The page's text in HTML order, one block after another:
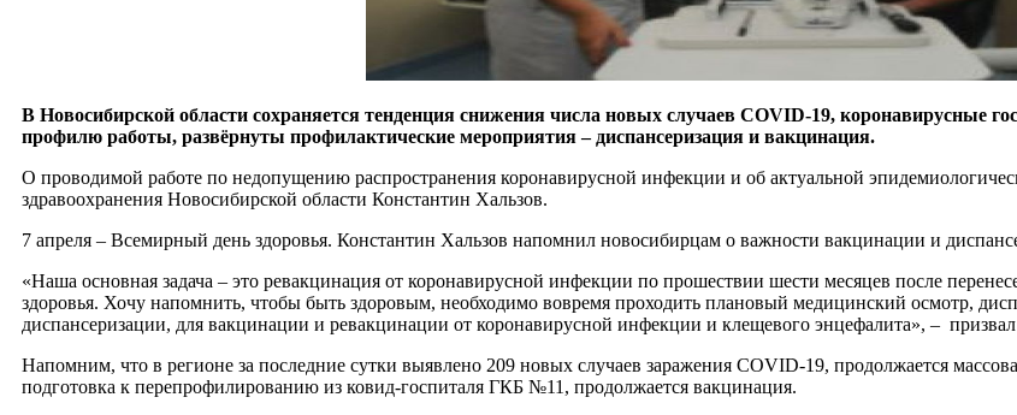
В Новосибирской области сохраняется тенденция снижения числа новых случаев COVID-19, коронавирусные
профилю работы, развёрнуты профилактические мероприятия – диспансеризация и вакцинация.
О проводимой работе по недопущению распространения коронавирусной инфекции и об актуальной
здравоохранения Новосибирской области Константин Хальзов.
7 апреля – Всемирный день здоровья. Константин Хальзов напомнил новосибирцам о важности вакцинации и
«Наша основная задача – это ревакцинация от коронавирусной инфекции по прошествии шести месяцев после
здоровья. Хочу напомнить, чтобы быть здоровым, необходимо вовремя проходить плановый медицинский осмотр,
диспансеризации, для вакцинации и ревакцинации от коронавирусной инфекции и клещевого энцефалита», –
Напомним, что в регионе за последние сутки выявлено 209 новых случаев заражения COVID-19, продолжается
подготовка к перепрофилированию из ковид-госпиталя ГКБ №11, продолжается вакцинация.